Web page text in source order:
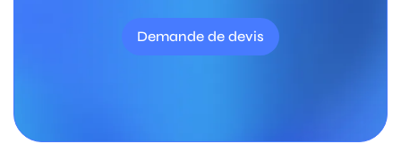
Demande de devis